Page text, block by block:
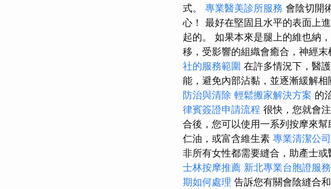
式。 專業醫美診所服務 會陰切開
心！ 最好在堅固且水平的表面上
起的。 如果本來是腿上的維也納
移，受影響的組織會癒合，神經
社的服務範圍 在許多情況下，醫
能，避免內部沾黏，並逐漸緩解相
防治與清除 輕鬆搬家解決方案 的
律賓簽證申請流程 很快，您就會
合後，您可以使用一系列按摩來幫
仁油，或富含維生素 專業清潔公
非所有女性都需要縫合，助產士
士林按摩推薦 新北專業台胞證服務
期如何處理 告訴您有關會陰縫合